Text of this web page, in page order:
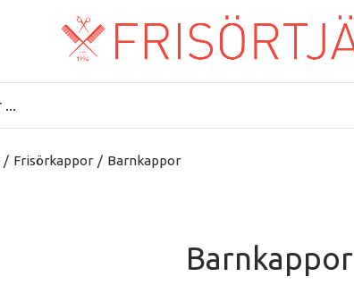
/ Frisörkappor / Barnkappor
Barnkappor